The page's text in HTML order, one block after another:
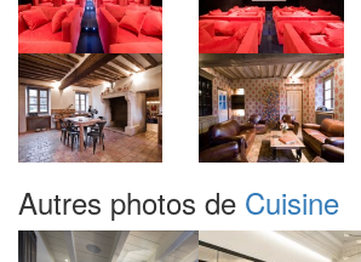
Autres photos de Cuisine